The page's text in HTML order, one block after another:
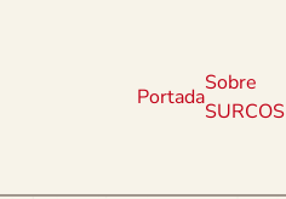
Portada
Sobre
SURCOS